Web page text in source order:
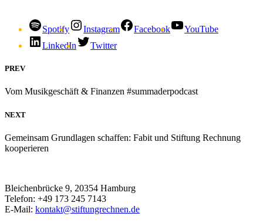
Spotify Instagram Facebook
YouTube
LinkedIn
Twitter
PREV
Vom Musikgeschäft & Finanzen #summaderpodcast
NEXT
Gemeinsam Grundlagen schaffen: Fabit und Stiftung Rechnung
kooperieren
Bleichenbrücke 9, 20354 Hamburg
Telefon: +49 173 245 7143
E-Mail: kontakt@stiftungrechnen.de